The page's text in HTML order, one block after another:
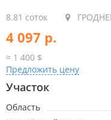
8.81 соток
4 097 р.
≈ 1 400 $
Предложить цену
Участок
Область